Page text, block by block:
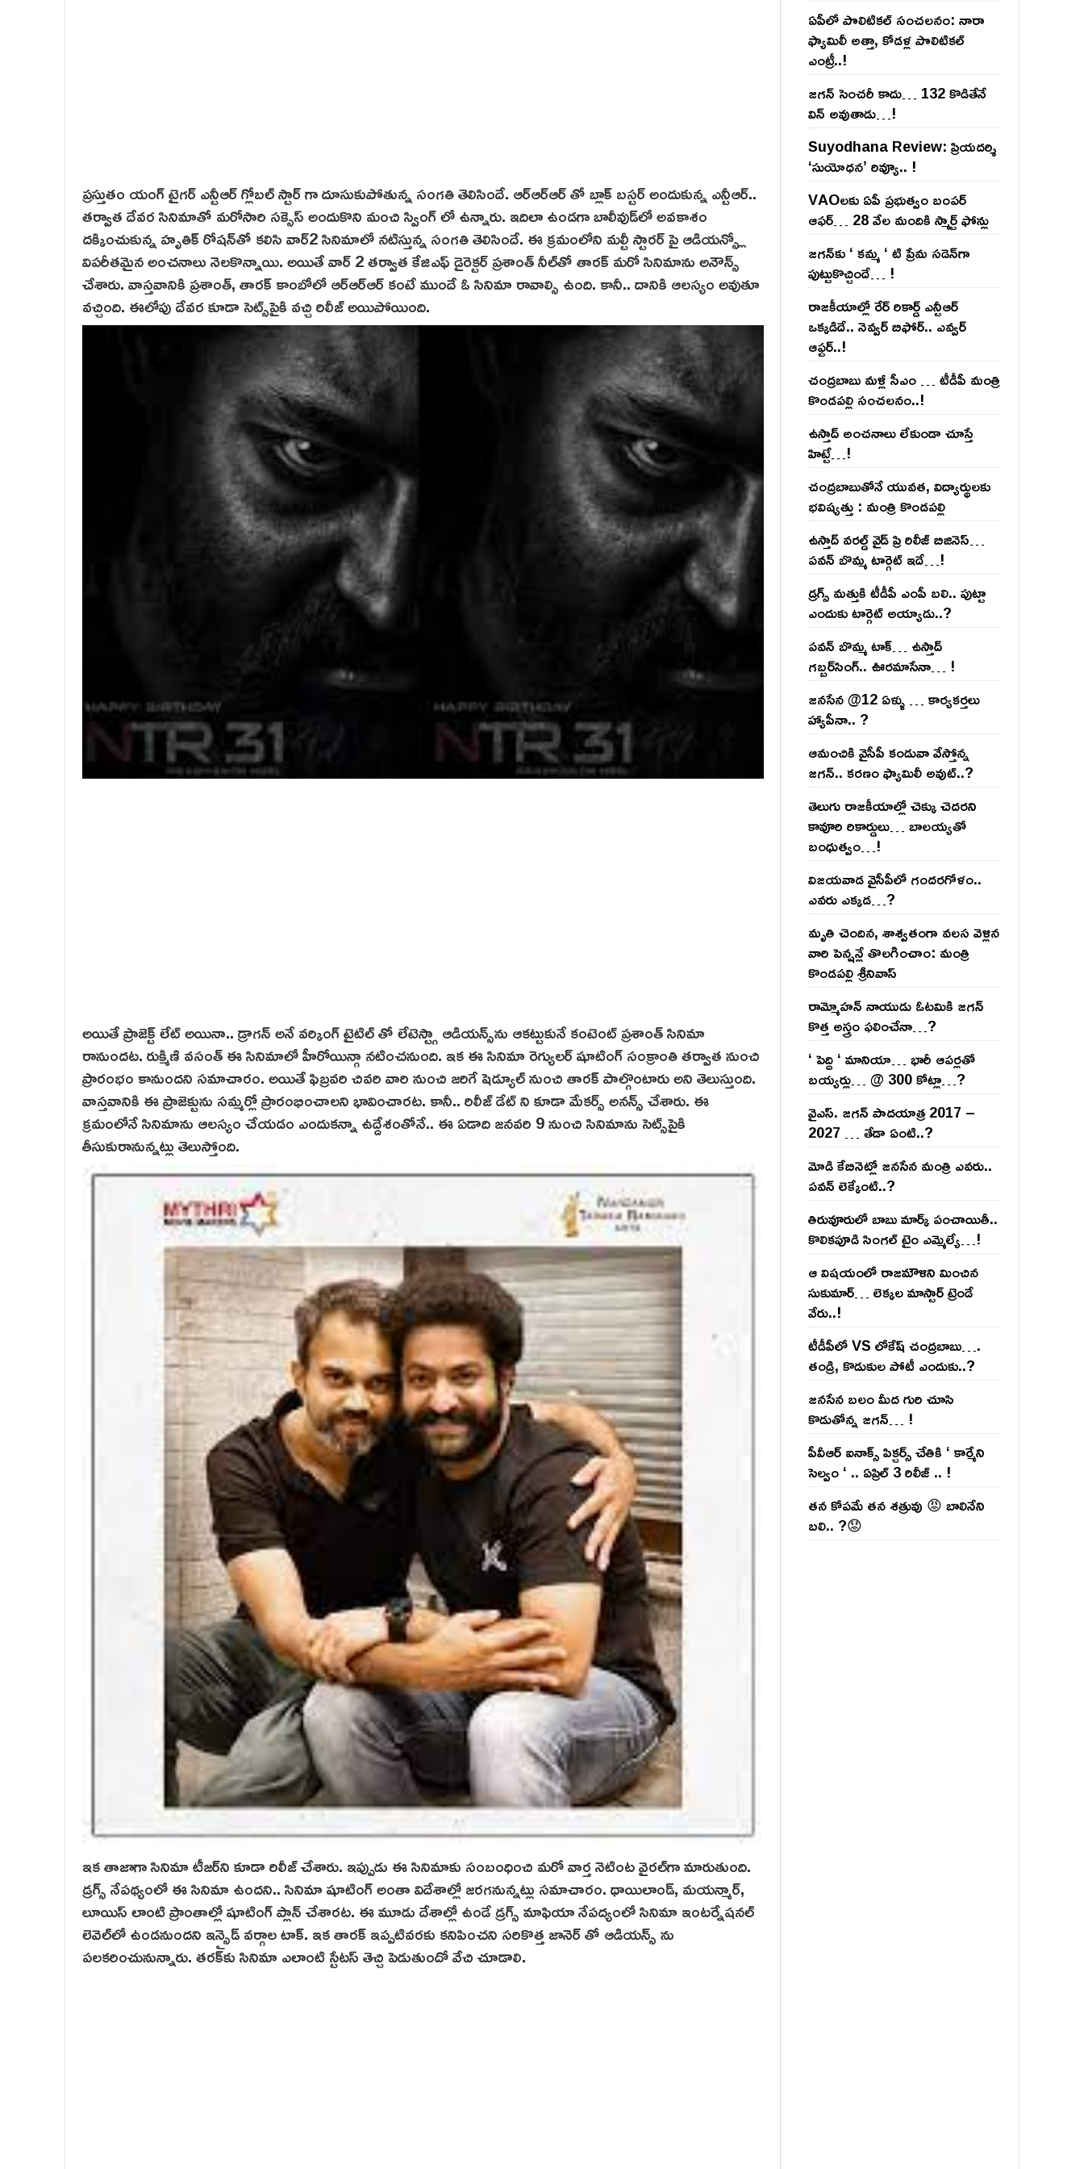
ప్రస్తుతం యంగ్ టైగర్ ఎన్టీఆర్ గ్లోబల్ స్టార్ గా దూసుకుపోతున్న సంగతి తెలిసిందే. ఆర్ఆర్ఆర్ తో బ్లాక్ బస్టర్ అందుకున్న ఎన్టీఆర్..
తర్వాత దేవర సినిమాతో మరోసారి సక్సెస్ అందుకొని మంచి స్వింగ్ లో ఉన్నారు. ఇదిలా ఉండగా బాలీవుడ్‌లో అవకాశం
దక్కించుకున్న హృతిక్ రోషన్‌తో కలిసి వార్‌2 సినిమాలో నటిస్తున్న సంగతి తెలిసిందే. ఈ క్రమంలోని మల్టీ స్టారర్ పై ఆడియన్స్లో
విపరీతమైన అంచనాలు నెలకొన్నాయి. అయితే వార్ 2 తర్వాత కేజిఎఫ్ డైరెక్టర్ ప్రశాంత్ నీల్‌తో తారక్ మరో సినిమాను అనౌన్స్
చేశారు. వాస్తవానికి ప్రశాంత్, తారక్ కాంబోలో ఆర్‌ఆర్ఆర్ కంటే ముందే ఓ సినిమా రావాల్సి ఉంది. కానీ.. దానికి ఆలస్యం అవుతూ
వచ్చింది. ఈలోపు దేవర కూడా సెట్స్‌పైకి వచ్చి రిలీజ్ అయిపోయింది.
అయితే ప్రాజెక్ట్ లేట్ అయినా.. డ్రాగన్ అనే వర్కింగ్ టైటిల్ తో లేటెస్ట్గా ఆడియన్స్‌ను ఆకట్టుకునే కంటెంట్‌ ప్రశాంత్‌ సినిమా
రానుంద‌ట‌. రుక్మిణి వసంత్ ఈ సినిమాలో హీరోయిన్గా నటించనుంది. ఇక ఈ సినిమా రెగ్యులర్ షూటింగ్ సంక్రాంతి తర్వాత నుంచి
ప్రారంభం కానుందని సమాచారం. అయితే ఫిబ్రవరి చివరి వారి నుంచి జరిగే షెడ్యూల్ నుంచి తారక్ పాల్గొంటారు అని తెలుస్తుంది.
వాస్తవానికి ఈ ప్రాజెక్టును సమ్మర్లో ప్రారంభించాలని భావించారట. కానీ.. రిలీజ్ డేట్ ని కూడా మేకర్స్ అన‌న్స్‌ చేశారు. ఈ
క్రమంలోనే సినిమాను ఆలస్యం చేయడం ఎందుకన్నా ఉద్దేశంతోనే.. ఈ ఏడాది జనవరి 9 నుంచి సినిమాను సెట్స్‌పైకి
తీసుకురానున్నట్లు తెలుస్తోంది.
ఇక తాజాగా సినిమా టీజర్‌ని కూడా రిలీజ్ చేశారు. ఇప్పుడు ఈ సినిమాకు సంబంధించి మరో వార్త నెటింట‌ వైరల్‌గా మారుతుంది.
డ్రగ్స్ నేపథ్యంలో ఈ సినిమా ఉందని.. సినిమా షూటింగ్ అంతా విదేశాల్లో జరగనున్నట్లు సమాచారం. థాయిలాండ్, మ‌య‌న్మార్‌,
లూయిస్ లాంటి ప్రాంతాల్లో షూటింగ్ ప్లాన్ చేశారట. ఈ మూడు దేశాల్లో ఉండే డ్రగ్స్ మాఫియా నేపద్యంలో సినిమా ఇంట‌ర్నేష‌న‌ల్
లెవెల్‌లో ఉండనుందని ఇన్సైడ్ వర్గాల టాక్. ఇక తారక్ ఇప్పటివరకు కనిపించని సరికొత్త జానెర్ తో ఆడియన్స్ ను
పలకరించునున్నారు. తర‌క్‌కు సినిమా ఎలాంటి స్టేటస్ తెచ్చి పెడుతుందో వేచి చూడాలి.
ఏపీలో పొలిటిక‌ల్ సంచ‌ల‌నం: నారా
ఫ్యామిలీ అత్తా, కోడ‌ళ్ల పొలిటికల్
ఎంట్రీ..!
జ‌గ‌న్ సెంచ‌రీ కాదు… 132 కొడితేనే
విన్ అవుతాడు…!
Suyodhana Review: ప్రియదర్శి
‘సుయోధన’ రివ్యూ.. !
VAOల‌కు ఏపీ ప్ర‌భుత్వం బంప‌ర్
ఆఫ‌ర్‌… 28 వేల మందికి స్మార్ట్ ఫోన్లు
జ‌గ‌న్‌కు ‘ క‌మ్మ ‘ టి ప్రేమ స‌డెన్‌గా
పుట్టుకొచ్చిందే… !
రాజ‌కీయాల్లో రేర్ రికార్డ్ ఎన్టీఆర్
ఒక్క‌డిదే.. నెవ్వ‌ర్ బిఫోర్‌.. ఎవ్వ‌ర్
ఆఫ్ట‌ర్‌..!
చంద్ర‌బాబు మ‌ళ్లీ సీఎం … టీడీపీ మంత్రి
కొండ‌ప‌ల్లి సంచ‌ల‌నం..!
ఉస్తాద్ అంచ‌నాలు లేకుండా చూస్తే
హిట్టే…!
చంద్ర‌బాబుతోనే యువ‌త‌, విద్యార్థుల‌కు
భ‌విష్య‌త్తు : మంత్రి కొండ‌ప‌ల్లి
ఉస్తాద్ వ‌ర‌ల్డ్ వైడ్ ప్రి రిలీజ్ బిజినెస్‌…
ప‌వ‌న్ బొమ్మ టార్గెట్ ఇదే…!
డ్రగ్స్ మత్తుకి టీడీపీ ఎంపీ బలి.. పుట్టా
ఎందుకు టార్గెట్ అయ్యాడు..?
ప‌వ‌న్ బొమ్మ టాక్‌… ఉస్తాద్
గ‌బ్బ‌ర్‌సింగ్‌.. ఊర‌మాసేనా… !
జనసేన @12 ఏళ్ళు … కార్యకర్తలు
హ్యాపీనా.. ?
ఆమంచికి వైసీపీ కండువా వేస్తోన్న
జ‌గ‌న్‌.. క‌ర‌ణం ఫ్యామిలీ అవుట్‌..?
తెలుగు రాజ‌కీయాల్లో చెక్కు చెద‌ర‌ని
కావూరి రికార్డులు… బాల‌య్యతో
బంధుత్వం…!
విజ‌య‌వాడ వైసీపీలో గంద‌ర‌గోళం..
ఎవ‌రు ఎక్క‌డ‌…?
మృతి చెందిన, శాశ్వతంగా వలస వెళ్లిన
వారి పెన్ష‌న్లే తొల‌గించాం: మంత్రి
కొండపల్లి శ్రీనివాస్
రామ్మోహ‌న్ నాయుడు ఓట‌మికి జ‌గ‌న్
కొత్త అస్త్రం ఫ‌లించేనా…?
‘ పెద్ది ‘ మానియా… భారీ ఆప‌ర్ల‌తో
బ‌య్య‌ర్లు… @ 300 కోట్లా…?
వైఎస్‌. జ‌గ‌న్ పాద‌యాత్ర 2017 –
2027 … తేడా ఏంటి..?
మోడి కేబినెట్లో జ‌నసేన మంత్రి ఎవ‌రు..
ప‌వ‌న్ లెక్కేంటి..?
తిరువూరులో బాబు మార్క్ పంచాయితీ..
కొలిక‌పూడి సింగ‌ల్ టైం ఎమ్మెల్యే…!
ఆ విష‌యంలో రాజ‌మౌళిని మించిన
సుకుమార్‌… లెక్క‌ల మాస్టార్ ట్రెండే
వేరు..!
టీడీపీలో VS లోకేష్ చంద్ర‌బాబు….
తండ్రి, కొడుకుల పోటీ ఎందుకు..?
జ‌న‌సేన బ‌లం మీద గురి చూసి
కొడుతోన్న జ‌గ‌న్‌… !
పీవీఆర్ ఐనాక్స్ పిక్చర్స్ చేతికి ‘ కార్మేని
సెల్వం ‘ .. ఏప్రిల్ 3 రిలీజ్ .. !
తన కోపమే తన శత్రువు 😡 బాలినేని
బలి.. ?😟